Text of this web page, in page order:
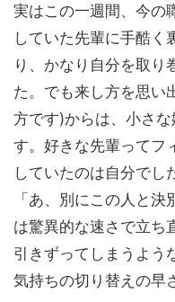
実はこの一週間、今の
していた先輩に手酷く
り、かなり自分を取り
た。でも来し方を思い
方です)からは、小さ
す。好きな先輩ってフ
していたのは自分でし
「あ、別にこの人と
は驚異的な速さで立ち
引きずってしまうよう
気持ちの切り替えの早